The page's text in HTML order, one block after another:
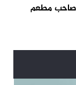
صاحب مطعم